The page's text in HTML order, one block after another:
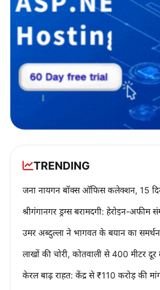
TRENDING
जना नायगन बॉक्स ऑफिस कलेक्शन, 15
श्रीगंगानगर ड्रग्स बरामदगी: हेरोइन-अफीम
उमर अब्दुल्ला ने भागवत के बयान का
लाखों की चोरी, कोतवाली से 400 मीटर दूर
केरल बाढ़ राहत: केंद्र से ₹110 करोड़ की